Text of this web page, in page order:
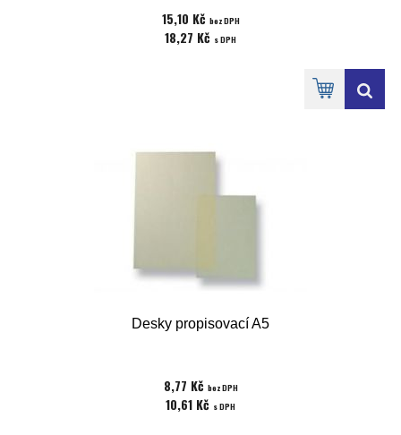
15,10 Kč bez DPH
18,27 Kč s DPH
Desky propisovací A5
8,77 Kč bez DPH
10,61 Kč s DPH